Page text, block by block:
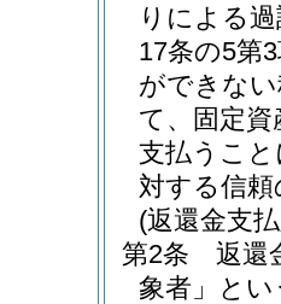
りによる
17条の5第
ができな
て、固定資
支払うこ
対する信
(返還金支
第2条
返還
象者」とい